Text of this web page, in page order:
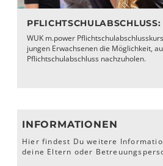
WUK m.power
jungen Erwachsenen die Möglichkeit,
Pflichtschulabschluss nachzuholen.
INFORMATIONEN
Hier findest Du weitere
deine Eltern oder